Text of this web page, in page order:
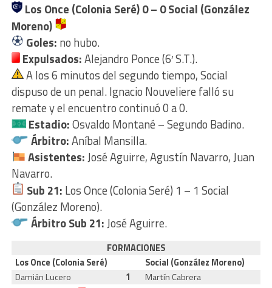
Los Once (Colonia Seré) 0 – 0 Social (González
Moreno)
Goles: no hubo.
Expulsados:Alejandro Ponce (6′ S.T.).
A los 6 minutos del segundo tiempo, Social
dispuso de un penal. Ignacio Nouveliere falló su
remate y el encuentro continuó 0 a 0.
Estadio:Osvaldo Montané – Segundo Badino.
Árbitro:Aníbal Mansilla.
Asistentes:José Aguirre, Agustín Navarro, Juan
Navarro.
Sub 21: Los Once (Colonia Seré) 1 – 1 Social
(González Moreno).
Árbitro Sub 21:José Aguirre.
FORMACIONES
Los Once (Colonia Seré)
Social (González Moreno)
Damián Lucero
1
Martín Cabrera